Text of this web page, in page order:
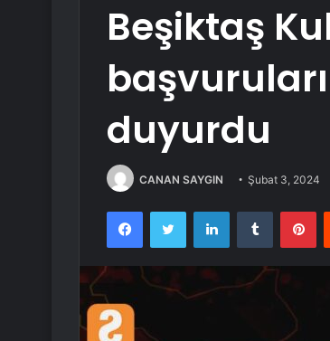
Beşiktaş
duyurdu
CANAN SAYGIN Şubat 3, 2024
FacebookTwitter LinkedInTumblr